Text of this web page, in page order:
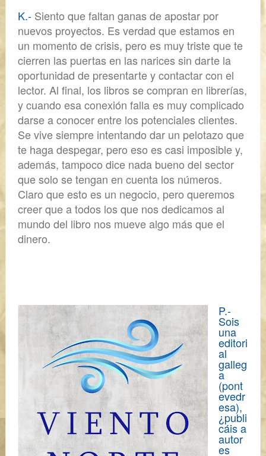
K.- Siento quefaltan ganas de apostar por
nuevos proyectos. Es verdad que estamos en
un momento de crisis, pero es muy triste que te
cierren las puertas en las narices sin darte la
oportunidad de presentarte y contactar con el
lector. Al final, los libros se compran en librerías,
y cuando esa conexión falla es muy complicado
darse a conocer entre los potenciales clientes.
Se vive siempre intentando dar un pelotazo que
te haga despegar, pero eso es casi imposible y,
además, tampoco dice nada bueno del sector
que solo se tengan en cuenta los números.
Claro que esto es un negocio, pero queremos
creer que a todos los que nos dedicamos al
mundo del libro nos mueve algo más que el
dinero.
P.-
Sois
una
editori
al
galleg
a
(pont
evedr
esa),
¿publi
cáis a
autor
es